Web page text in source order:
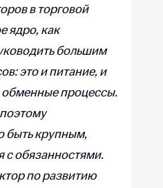
в торговой
ядро, как
большим
это и питание, и
обменные процессы.
быть крупным,
с обязанностями.
по развитию